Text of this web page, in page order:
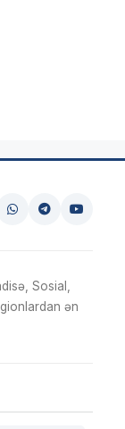
Sosial,
ən